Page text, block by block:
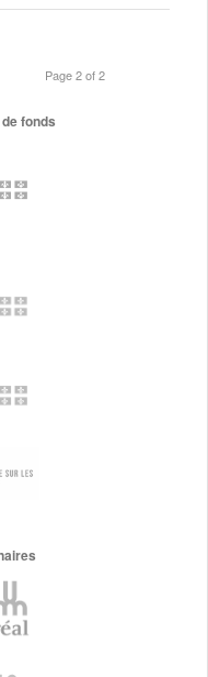
Page 2 of 2
fonds